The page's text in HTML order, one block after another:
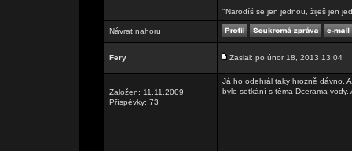
"Narodíš se jen jednou, žiješ jen
Návrat nahoru
Fery Zaslal: po únor 18, 2013 13:04
Založen: 11.11.2009
Příspěvky: 73
Já ho odehrál taky hrozně dávno.
bylo setkání s těma Dcerama